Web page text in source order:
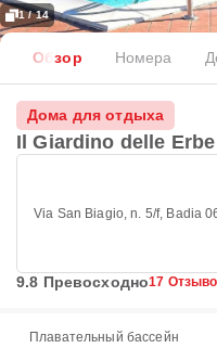
1 / 14
Обзор Номера
Дома для отдыха
Il Giardino delle Erbe
Via San Biagio, n. 5/f, Badia
9.8 Превосходно17
Плавательный бассейн